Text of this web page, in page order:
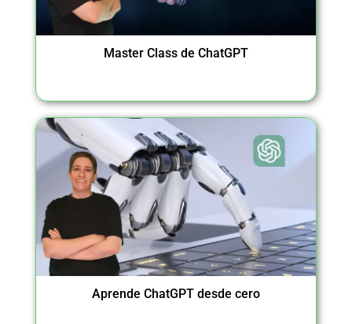
Master Class de ChatGPT
Aprende ChatGPT desde cero